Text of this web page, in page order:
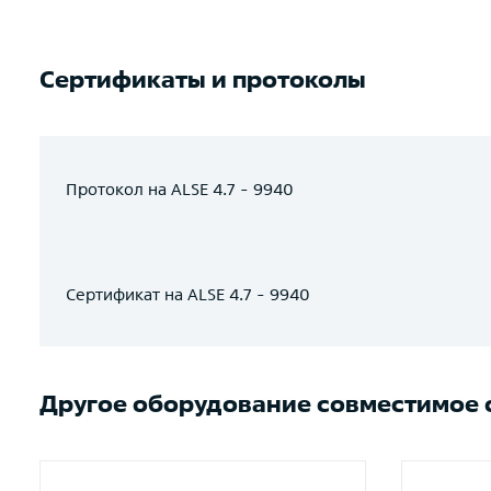
Сертификаты и протоколы
Протокол на ALSE 4.7 - 9940
Сертификат на ALSE 4.7 - 9940
Другое оборудование совместимое